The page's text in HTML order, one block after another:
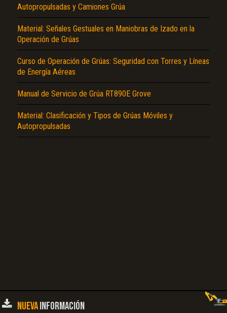
Autopropulsadas y Camiones Grúa
Material: Señales Gestuales en Maniobras de Izado en la
Operación de Grúas
Curso de Operación de Grúas: Seguridad con Torres y Líneas
de Energía Aéreas
Manual de Servicio de Grúa RT890E Grove
Material: Clasificación y Tipos de Grúas Móviles y
Autopropulsadas
NUEVAINFORMACIÓN
El Título es incorrecto según el contenido.
Texto o Imagen de portada son erróneos.
Reportar otro tipo de error...